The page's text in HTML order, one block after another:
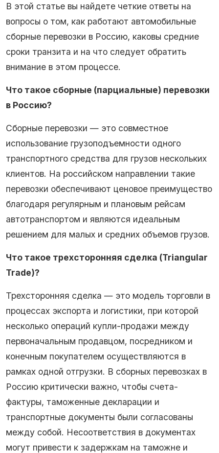
В этой статье вы найдете четкие ответы на
вопросы о том, как работают автомобильные
сборные перевозки в Россию, каковы средние
сроки транзита и на что следует обратить
внимание в этом процессе.
Что такое сборные (парциальные) перевозки
в Россию?
Сборные перевозки — это совместное
использование грузоподъемности одного
транспортного средства для грузов нескольких
клиентов. На российском направлении такие
перевозки обеспечивают ценовое преимущество
благодаря регулярным и плановым рейсам
автотранспортом и являются идеальным
решением для малых и средних объемов грузов.
Что такое трехсторонняя сделка (Triangular
Trade)?
Трехсторонняя сделка — это модель торговли в
процессах экспорта и логистики, при которой
несколько операций купли-продажи между
первоначальным продавцом, посредником и
конечным покупателем осуществляются в
рамках одной отгрузки. В сборных перевозках в
Россию критически важно, чтобы счета-
фактуры, таможенные декларации и
транспортные документы были согласованы
между собой. Несоответствия в документах
могут привести к задержкам на таможне и